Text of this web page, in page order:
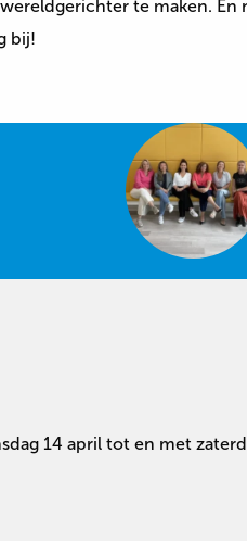
te maken.
bij!
14 april tot en met